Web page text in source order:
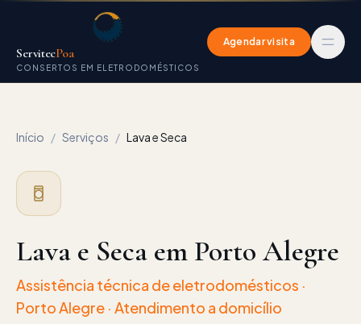
ServitecPoa
CONSERTOS EM ELETRODOMÉSTICOS
Agendar visita
Início / Serviços / Lava e Seca
Lava e Seca em Porto Alegre
Assistência técnica de eletrodomésticos ·
Porto Alegre · Atendimento a domicílio